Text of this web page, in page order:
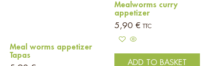
Meal worms appetizer
Tapas
Mealworms curry
appetizer
5,90 € TTC
ADD TO BASKET